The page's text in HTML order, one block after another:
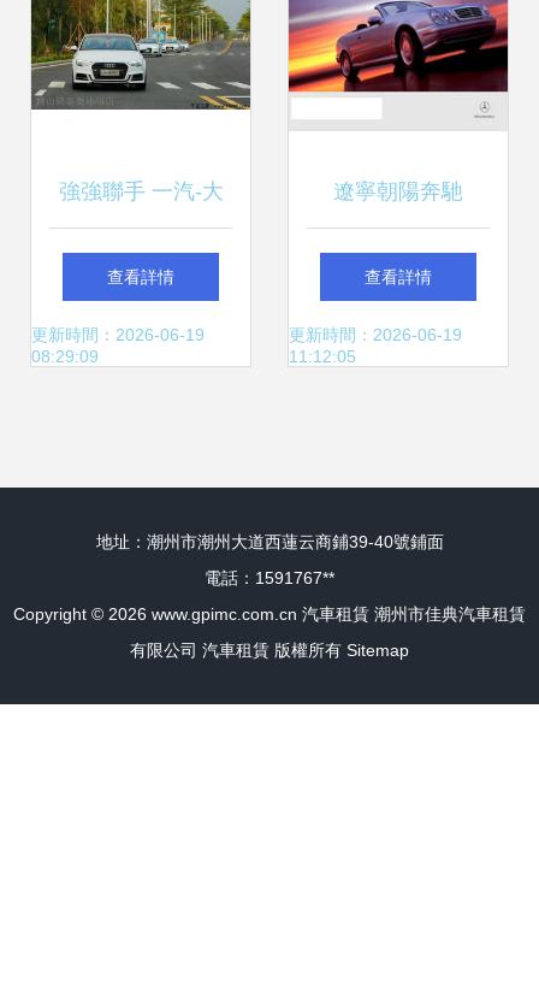
強強聯手 一汽-大
眾奧迪與一嗨租車
共拓汽車租賃與二
查看詳情
更新時間：2026-06-19
08:29:09
遼寧朝陽奔馳
E200K汽車租賃攻
略 尊享駕駛體驗，
查看詳情
更新時間：2026-06-19
11:12:05
地址：潮州市潮州大道西蓮云商鋪39-40號鋪面
電話：1591767**
Copyright © 2026 www.gpimc.com.cn 汽車租賃 潮州市佳典汽車租賃
有限公司 汽車租賃 版權所有 Sitemap